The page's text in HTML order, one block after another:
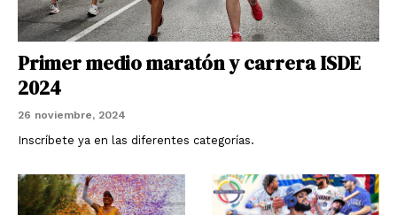
Primer medio maratón y carrera ISDE
2024
26 noviembre, 2024
Inscríbete ya en las diferentes categorías.